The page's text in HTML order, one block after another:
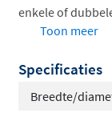
enkele of
Modi wastafel
Toon meer
Specificaties
Breedte/